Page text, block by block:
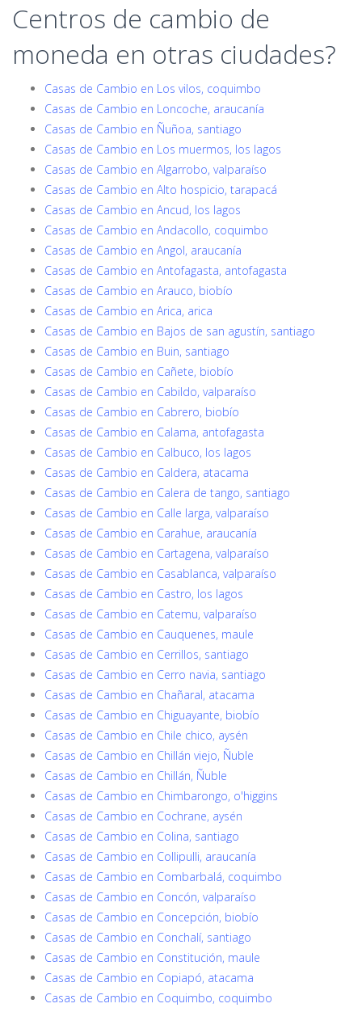
Centros de cambio de
moneda en otras ciudades?
Casas de Cambio en Los vilos, coquimbo
Casas de Cambio en Loncoche, araucanía
Casas de Cambio en Ñuñoa, santiago
Casas de Cambio en Los muermos, los lagos
Casas de Cambio en Algarrobo, valparaíso
Casas de Cambio en Alto hospicio, tarapacá
Casas de Cambio en Ancud, los lagos
Casas de Cambio en Andacollo, coquimbo
Casas de Cambio en Angol, araucanía
Casas de Cambio en Antofagasta, antofagasta
Casas de Cambio en Arauco, biobío
Casas de Cambio en Arica, arica
Casas de Cambio en Bajos de san agustín, santiago
Casas de Cambio en Buin, santiago
Casas de Cambio en Cañete, biobío
Casas de Cambio en Cabildo, valparaíso
Casas de Cambio en Cabrero, biobío
Casas de Cambio en Calama, antofagasta
Casas de Cambio en Calbuco, los lagos
Casas de Cambio en Caldera, atacama
Casas de Cambio en Calera de tango, santiago
Casas de Cambio en Calle larga, valparaíso
Casas de Cambio en Carahue, araucanía
Casas de Cambio en Cartagena, valparaíso
Casas de Cambio en Casablanca, valparaíso
Casas de Cambio en Castro, los lagos
Casas de Cambio en Catemu, valparaíso
Casas de Cambio en Cauquenes, maule
Casas de Cambio en Cerrillos, santiago
Casas de Cambio en Cerro navia, santiago
Casas de Cambio en Chañaral, atacama
Casas de Cambio en Chiguayante, biobío
Casas de Cambio en Chile chico, aysén
Casas de Cambio en Chillán viejo, Ñuble
Casas de Cambio en Chillán, Ñuble
Casas de Cambio en Chimbarongo, o'higgins
Casas de Cambio en Cochrane, aysén
Casas de Cambio en Colina, santiago
Casas de Cambio en Collipulli, araucanía
Casas de Cambio en Combarbalá, coquimbo
Casas de Cambio en Concón, valparaíso
Casas de Cambio en Concepción, biobío
Casas de Cambio en Conchalí, santiago
Casas de Cambio en Constitución, maule
Casas de Cambio en Copiapó, atacama
Casas de Cambio en Coquimbo, coquimbo